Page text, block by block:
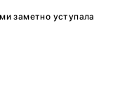
заметно уступала